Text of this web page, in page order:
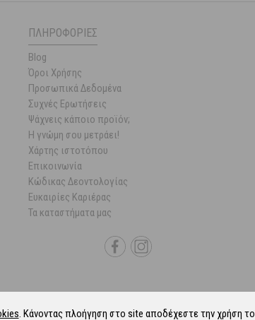
. Κάνοντας πλοήγηση στο site αποδέχεστε την χρήση
ΠΛΗΡΟΦΟΡΊΕΣ
Blog
Όροι Χρήσης
Προσωπικά Δεδομένα
Συχνές Ερωτήσεις
Ψάχνεις κάποιο προϊόν;
Η γνώμη σου μετράει!
Χάρτης ιστοτόπου
Επικοινωνία
Κώδικας Δεοντολογίας
Ευκαιρίες Καριέρας
Τα καταστήματα μας
ALL-IN-ONE eCommerce Business Development